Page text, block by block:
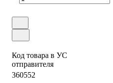
Код товара в УС
отправителя
360552